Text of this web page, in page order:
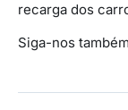
recarga dos
Siga-nos